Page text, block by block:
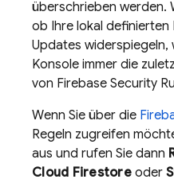
überschrieben werden.
ob Ihre lokal definierten
Updates widerspiegeln,
Konsole immer die
von Firebase Security
Wenn Sie über die
Regeln zugreifen
aus und rufen Sie dann
Cloud Firestoreoder